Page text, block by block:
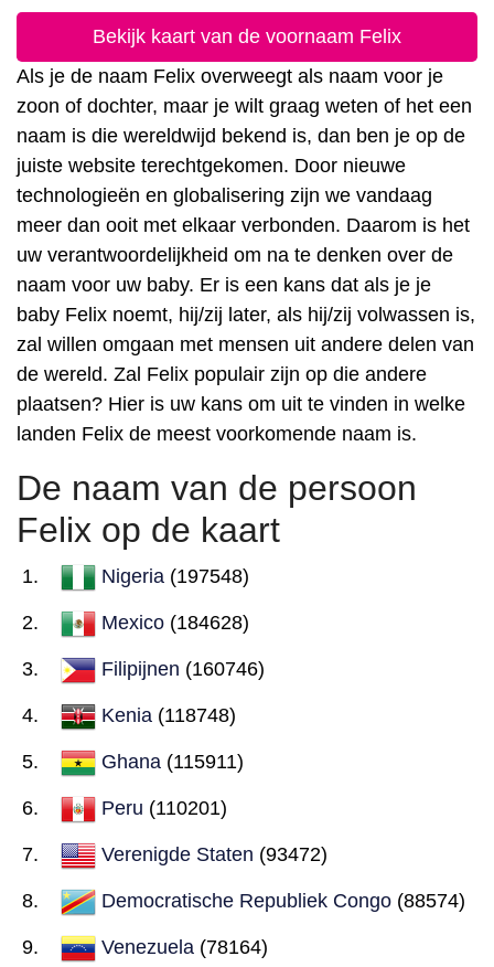
Bekijk kaart van de voornaam Felix
Als je de naam Felix overweegt als naam voor je
zoon of dochter, maar je wilt graag weten of het een
naam is die wereldwijd bekend is, dan ben je op de
juiste website terechtgekomen. Door nieuwe
technologieën en globalisering zijn we vandaag
meer dan ooit met elkaar verbonden. Daarom is het
uw verantwoordelijkheid om na te denken over de
naam voor uw baby. Er is een kans dat als je je
baby Felix noemt, hij/zij later, als hij/zij volwassen is,
zal willen omgaan met mensen uit andere delen van
de wereld. Zal Felix populair zijn op die andere
plaatsen? Hier is uw kans om uit te vinden in welke
landen Felix de meest voorkomende naam is.
De naam van de persoon
Felix op de kaart
Nigeria (197548)
Mexico (184628)
Filipijnen (160746)
Kenia (118748)
Ghana (115911)
Peru (110201)
Verenigde Staten (93472)
Democratische Republiek Congo (88574)
Venezuela (78164)